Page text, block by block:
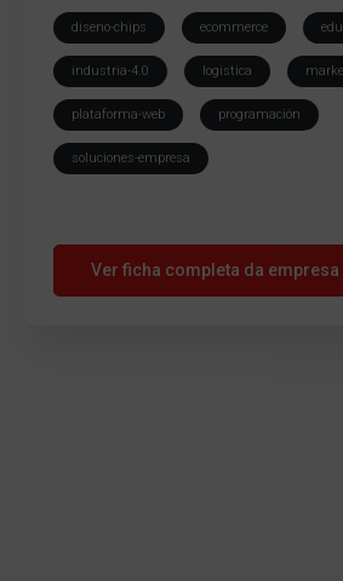
diseno-chips ecommerce
industria-4.0 logistica
plataforma-web programación
soluciones-empresa
Ver ficha completa da empresa